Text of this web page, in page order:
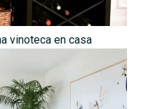
vinoteca en casa